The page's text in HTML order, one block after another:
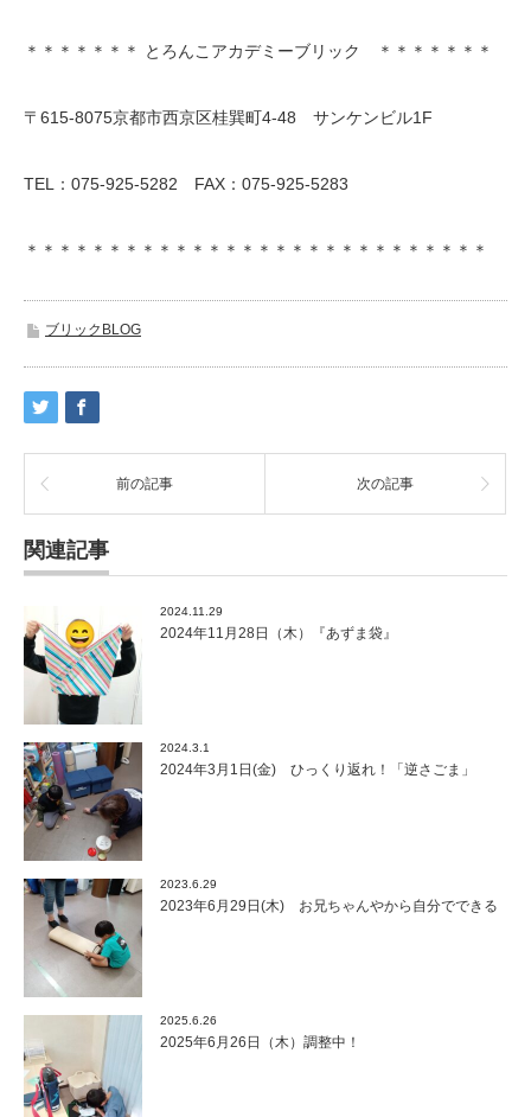
＊＊＊＊＊＊＊ とろんこアカデミーブリック ＊＊＊＊＊＊＊
〒615-8075京都市西京区桂巽町4-48 サンケンビル1F
TEL：075-925-5282 FAX：075-925-5283
＊＊＊＊＊＊＊＊＊＊＊＊＊＊＊＊＊＊＊＊＊＊＊＊＊＊＊＊
ブリックBLOG
前の記事 次の記事
関連記事
2024.11.29
2024年11月28日（木）『あずま袋』
2024.3.1
2024年3月1日(金) ひっくり返れ！「逆さごま」
2023.6.29
2023年6月29日(木) お兄ちゃんやから自分でできる
2025.6.26
2025年6月26日（木）調整中！